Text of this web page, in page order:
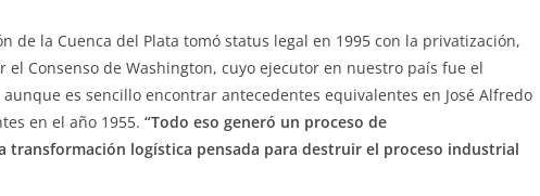
de la Cuenca del Plata tomó status legal en 1995 con la privatización,
Consenso de Washington, cuyo ejecutor en nuestro país fue el
es sencillo encontrar antecedentes equivalentes en José Alfredo
en el año 1955. “Todo eso generó un proceso de
transformación logística pensada para destruir el proceso industrial